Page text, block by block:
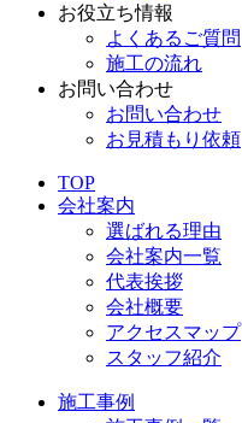
お役立ち情報
よくあるご質問
施工の流れ
お問い合わせ
お問い合わせ
お見積もり依頼
TOP
会社案内
選ばれる理由
会社案内一覧
代表挨拶
会社概要
アクセスマップ
スタッフ紹介
施工事例